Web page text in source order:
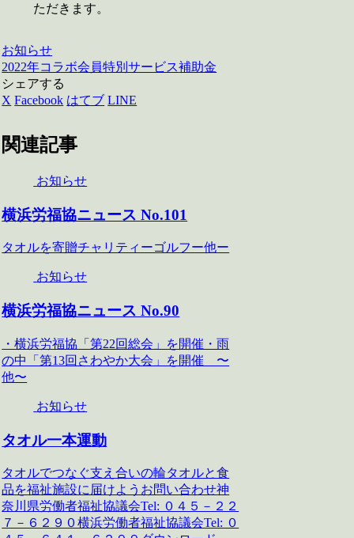
ただきます。
お知らせ
2022年コラボ会員特別サービス補助金
シェアする
X Facebook はてブ LINE
関連記事
お知らせ
横浜労福協ニュース No.101
タオルを寄贈チャリティーゴルフー他ー
お知らせ
横浜労福協ニュース No.90
・横浜労福協「第22回総会」を開催・雨
の中「第13回さわやか大会」を開催 〜
他〜
お知らせ
タオル一本運動
タオルでつなぐ支え合いの輪タオルと食
品を福祉施設に届けようお問い合わせ神
奈川県労働者福祉協議会Tel: ０４５－２２
７－６２９０横浜労働者福祉協議会Tel: ０